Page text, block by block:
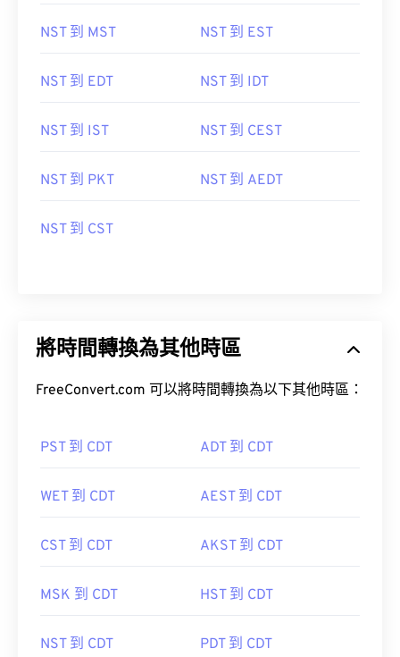
NST 到 MST NST 到 EST
NST 到 EDT NST 到 IDT
NST 到 IST NST 到 CEST
NST 到 PKT NST 到 AEDT
NST 到 CST
將時間轉換為其他時區
FreeConvert.com 可以將時間轉換為以下其他時區：
PST 到 CDT ADT 到 CDT
WET 到 CDT AEST 到 CDT
CST 到 CDT AKST 到 CDT
MSK 到 CDT HST 到 CDT
NST 到 CDT PDT 到 CDT